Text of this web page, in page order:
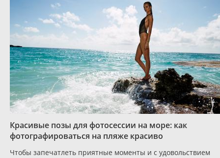
Красивые позы для фотосессии на море: как
фотографироваться на пляже красиво
Чтобы запечатлеть приятные моменты и с удовольствием